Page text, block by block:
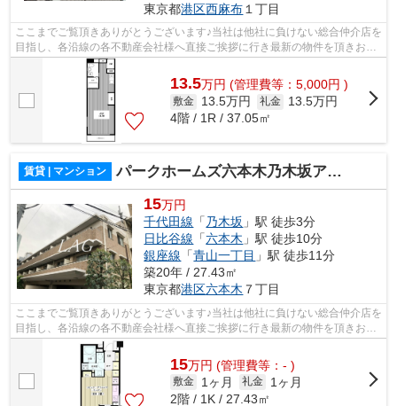
東京都港区西麻布 １丁目
ここまでご覧頂きありがとうございます♪当社は他社に負けない総合仲介店を
目指し、各沿線の各不動産会社様へ直接ご挨拶に行き最新の物件を頂きお客
様へ提供しております！最新の情報は...
13.5万円 (管理費等：5,000円 )
敷金 13.5万円 礼金
13.5万円
4階 / 1R / 37.05㎡
賃貸 | マンション パークホームズ六本木乃木坂アーバンレジデンス
15万円
千代田線 「 乃木坂 」駅 徒歩3分
日比谷線 「六本木 」駅 徒歩10分
銀座線 「青山一丁目 」駅 徒歩11分
築20年 / 27.43㎡
東京都港区六本木 ７丁目
ここまでご覧頂きありがとうございます♪当社は他社に負けない総合仲介店を
目指し、各沿線の各不動産会社様へ直接ご挨拶に行き最新の物件を頂きお客
様へ提供しております！最新の情報は...
15万円 (管理費等：- )
敷金 1ヶ月 礼金
1ヶ月
2階 / 1K / 27.43㎡